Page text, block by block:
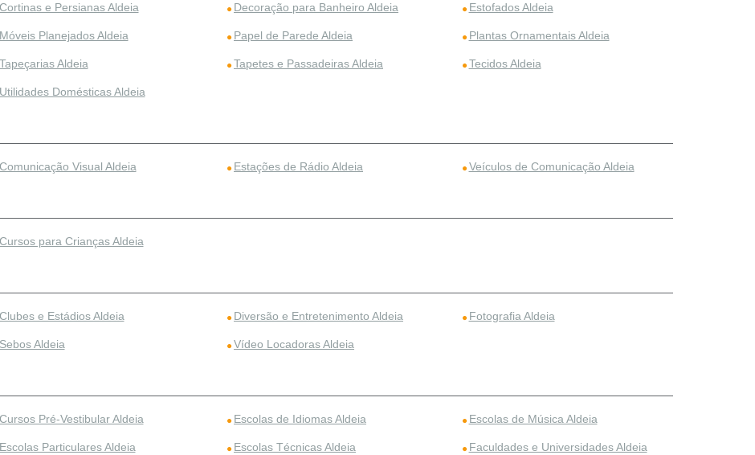
Cortinas e Persianas Aldeia Decoração para Banheiro Aldeia Estofados Aldeia
Móveis Planejados Aldeia Papel de Parede Aldeia Plantas Ornamentais Aldeia
Tapeçarias Aldeia Tapetes e Passadeiras Aldeia Tecidos Aldeia
Utilidades Domésticas Aldeia
Comunicação Visual Aldeia Estações de Rádio Aldeia Veículos de Comunicação Aldeia
Cursos para Crianças Aldeia
Clubes e Estádios Aldeia Diversão e Entretenimento Aldeia Fotografia Aldeia
Sebos Aldeia Vídeo Locadoras Aldeia
Cursos Pré-Vestibular Aldeia Escolas de Idiomas Aldeia Escolas de Música Aldeia
Escolas Particulares Aldeia Escolas Técnicas Aldeia Faculdades e Universidades Aldeia